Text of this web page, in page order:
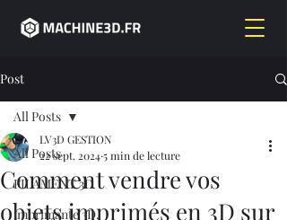
Post
All Posts
FILAMENT 3D
imprimante 3D,
All Posts
Comment vendre vos
objets imprimés en 3D sur
LV3D GESTION
22 sept. 20245 min de lecture